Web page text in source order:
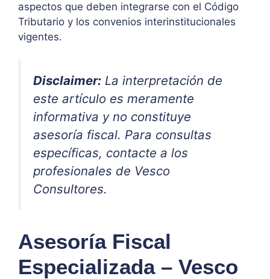
aspectos que deben integrarse con el Código
Tributario y los convenios interinstitucionales
vigentes.
Disclaimer: La interpretación de
este artículo es meramente
informativa y no constituye
asesoría fiscal. Para consultas
específicas, contacte a los
profesionales de Vesco
Consultores.
Asesoría Fiscal
Especializada – Vesco